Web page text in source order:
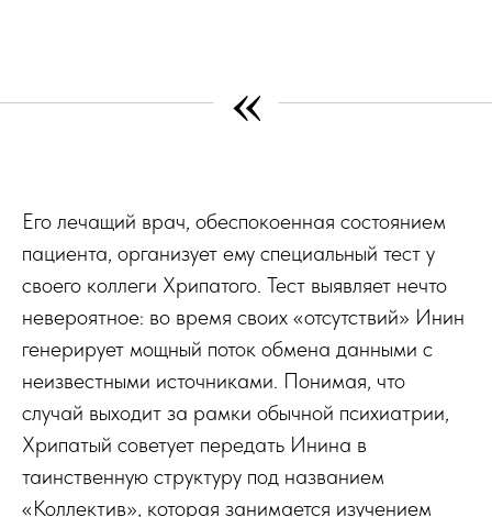
«
Его лечащий врач, обеспокоенная состоянием
пациента, организует ему специальный тест у
своего коллеги Хрипатого. Тест выявляет нечто
невероятное: во время своих «отсутствий» Инин
генерирует мощный поток обмена данными с
неизвестными источниками. Понимая, что
случай выходит за рамки обычной психиатрии,
Хрипатый советует передать Инина в
таинственную структуру под названием
«Коллектив», которая занимается изучением